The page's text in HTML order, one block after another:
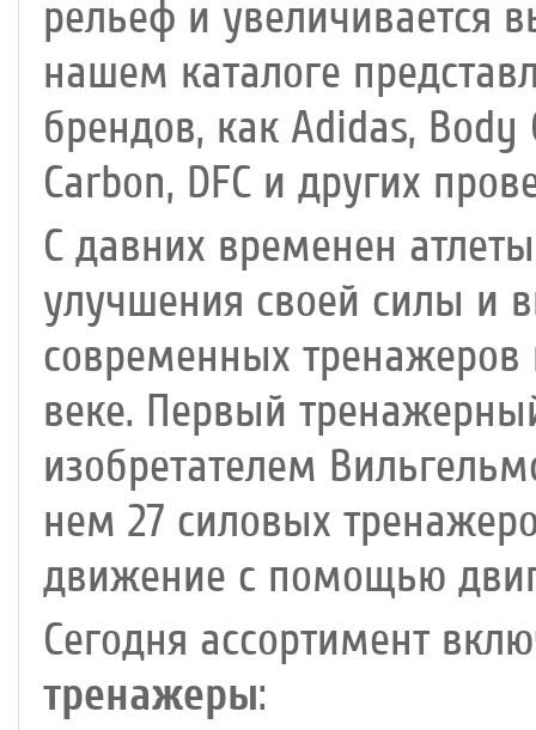
рельеф и увеличивается
нашем каталоге
брендов, как Adidas, Body
Carbon, DFC и других
С давних временен
улучшения своей силы и
современных тренажеров
веке. Первый
изобретателем
нем 27 силовых
движение с помощью
Сегодня ассортимент
тренажеры: